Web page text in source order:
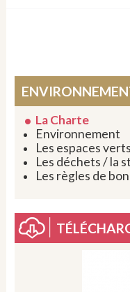
La Charte
Environnement
Les espaces
Les déchets / la
Les règles de